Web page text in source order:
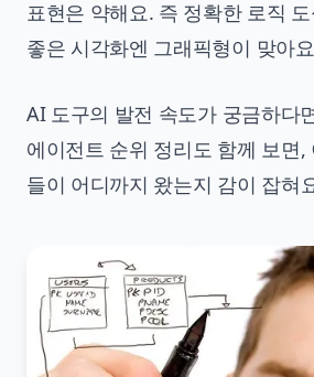
표현은 약해요. 즉 정확한 로직
좋은 시각화엔 그래픽형이 맞아
AI 도구의 발전 속도가 궁금하다
에이전트 순위 정리도 함께 보면,
들이 어디까지 왔는지 감이 잡혀